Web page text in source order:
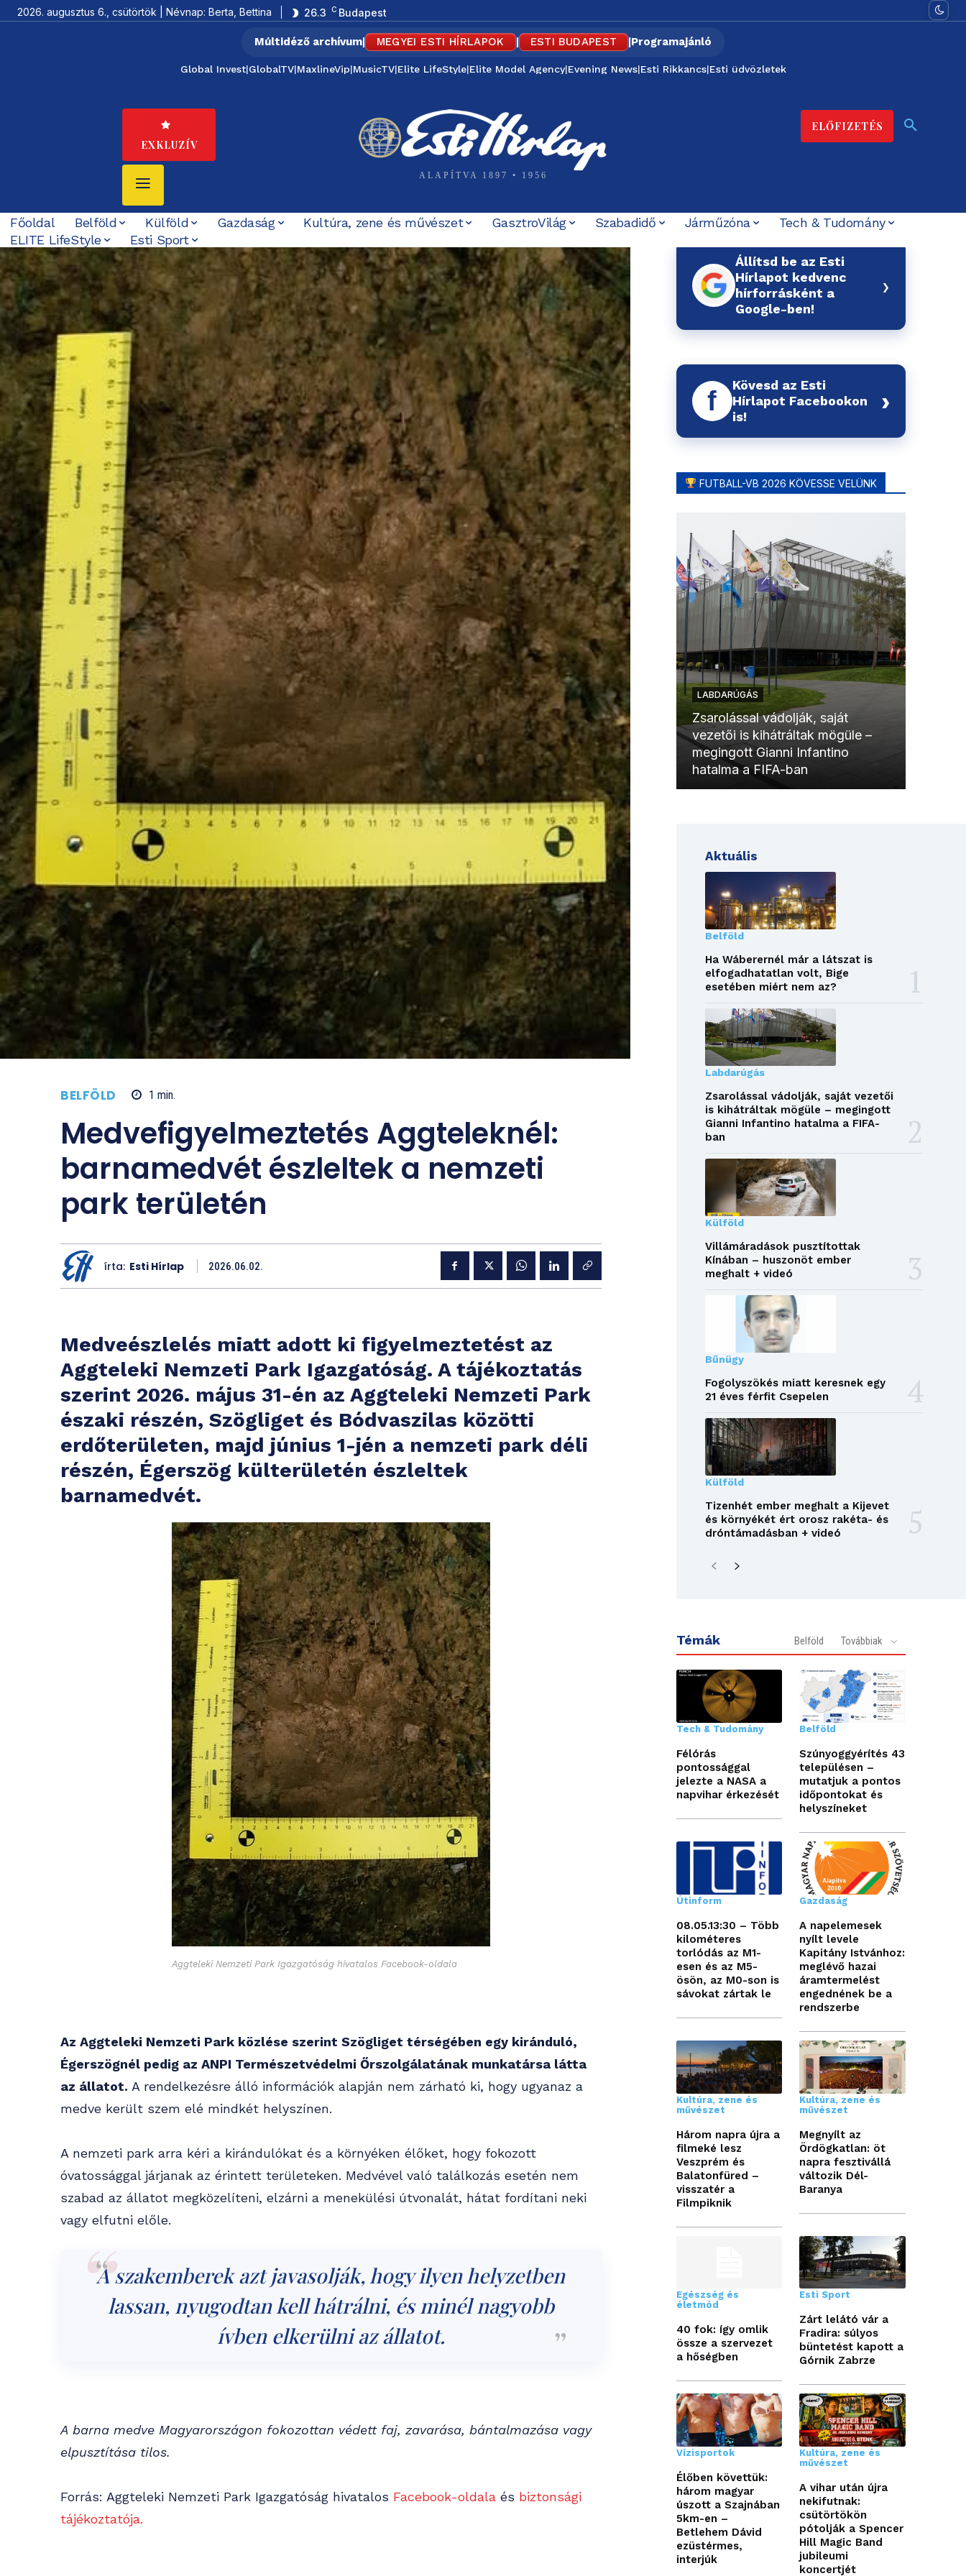
2026. augusztus 6., csütörtök | Névnap: Berta, Bettina 26.3 C Budapest
Múltidéző archívum| MEGYEI ESTI HÍRLAPOK | ESTI BUDAPEST |Programajánló
Global Invest|GlobalTV|MaxlineVip|MusicTV|Elite LifeStyle|Elite Model Agency|Evening News|Esti Rikkancs|Esti üdvözletek
EXKLUZÍV
ALAPÍTVA 1897 • 1956
ELŐFIZETÉS
Főoldal Belföld Külföld Gazdaság Kultúra, zene és művészet GasztroVilág Szabadidő Járműzóna
Tech & Tudomány
ELITE LifeStyle
Esti Sport
BELFÖLD 1 min.
Medvefigyelmeztetés Aggteleknél:
barnamedvét észleltek a nemzeti
park területén
írta: Esti Hírlap 2026.06.02.
Medveészlelés miatt adott ki figyelmeztetést az
Aggteleki Nemzeti Park Igazgatóság. A tájékoztatás
szerint 2026. május 31-én az Aggteleki Nemzeti Park
északi részén, Szögliget és Bódvaszilas közötti
erdőterületen, majd június 1-jén a nemzeti park déli
részén, Égerszög külterületén észleltek
barnamedvét.
Aggteleki Nemzeti Park Igazgatóság hivatalos Facebook-oldala
Az Aggteleki Nemzeti Park közlése szerint Szögliget térségében egy kiránduló,
Égerszögnél pedig az ANPI Természetvédelmi Őrszolgálatának munkatársa látta
az állatot. A rendelkezésre álló információk alapján nem zárható ki, hogy ugyanaz a
medve került szem elé mindkét helyszínen.
A nemzeti park arra kéri a kirándulókat és a környéken élőket, hogy fokozott
óvatossággal járjanak az érintett területeken. Medvével való találkozás esetén nem
szabad az állatot megközelíteni, elzárni a menekülési útvonalát, hátat fordítani neki
vagy elfutni előle.
A szakemberek azt javasolják, hogy ilyen helyzetben
lassan, nyugodtan kell hátrálni, és minél nagyobb
ívben elkerülni az állatot.
A barna medve Magyarországon fokozottan védett faj, zavarása, bántalmazása vagy
elpusztítása tilos.
Forrás: Aggteleki Nemzeti Park Igazgatóság hivatalos Facebook-oldala és biztonsági
tájékoztatója.
Állítsd be az Esti
Hírlapot kedvenc
hírforrásként a
Google-ben!
›
f
Kövesd az Esti
Hírlapot Facebookon
is!
›
FUTBALL-VB 2026 KÖVESSE VELÜNK
LABDARÚGÁS
Zsarolással vádolják, saját
vezetői is kihátráltak mögüle –
megingott Gianni Infantino
hatalma a FIFA-ban
Aktuális
Belföld
Ha Wáberernél már a látszat is
elfogadhatatlan volt, Bige
esetében miért nem az?
Labdarúgás
Zsarolással vádolják, saját vezetői
is kihátráltak mögüle – megingott
Gianni Infantino hatalma a FIFA-
ban
Külföld
Villámáradások pusztítottak
Kínában – huszonöt ember
meghalt + videó
Bűnügy
Fogolyszökés miatt keresnek egy
21 éves férfit Csepelen
Külföld
Tizenhét ember meghalt a Kijevet
és környékét ért orosz rakéta- és
dróntámadásban + videó
Témák Belföld Továbbiak
Tech & Tudomány
Félórás
pontossággal
jelezte a NASA a
napvihar érkezését
Belföld
Szúnyoggyérítés 43
településen –
mutatjuk a pontos
időpontokat és
helyszíneket
Útinform
08.05.13:30 – Több
kilométeres
torlódás az M1-
esen és az M5-
ösön, az M0-son is
sávokat zártak le
Gazdaság
A napelemesek
nyílt levele
Kapitány Istvánhoz:
meglévő hazai
áramtermelést
engednének be a
rendszerbe
Kultúra, zene és
művészet
Három napra újra a
filmeké lesz
Veszprém és
Balatonfüred –
visszatér a
Filmpiknik
Kultúra, zene és
művészet
Megnyílt az
Ördögkatlan: öt
napra fesztivállá
változik Dél-
Baranya
Egészség és
életmód
40 fok: így omlik
össze a szervezet
a hőségben
Esti Sport
Zárt lelátó vár a
Fradira: súlyos
büntetést kapott a
Górnik Zabrze
Vízisportok
Élőben követtük:
három magyar
úszott a Szajnában
5km-en –
Betlehem Dávid
ezüstérmes,
interjúk
Kultúra, zene és
művészet
A vihar után újra
nekifutnak:
csütörtökön
pótolják a Spencer
Hill Magic Band
jubileumi
koncertjét